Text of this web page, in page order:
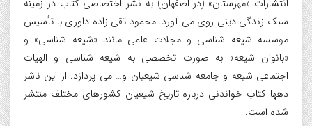
انتشارات «مهرستان» (در اصفهان) به نشر اختصاصی کتاب در زمینه
سبک زندگی دینی روی می آورد. محمود تقی زاده داوری با تأسیس
موسسه شیعه شناسی و مجلات علمی مانند «شیعه شناسی» و
«بانوان شیعه» به صورت تخصصی به شیعه شناسی و الهیات
اجتماعی شیعه و جامعه شناسی شیعیان و… می پردازد. از این ناشر
دهها کتاب خواندنی درباره تاریخ شیعیان کشورهای مختلف منتشر
شده است.